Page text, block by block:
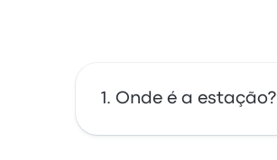
Onde é a estação?